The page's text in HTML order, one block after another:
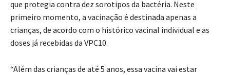
que protegia contra dez sorotipos da bactéria. Neste
primeiro momento, a vacinação é destinada apenas a
crianças, de acordo com o histórico vacinal individual e as
doses já recebidas da VPC10.
“Além das crianças de até 5 anos, essa vacina vai estar